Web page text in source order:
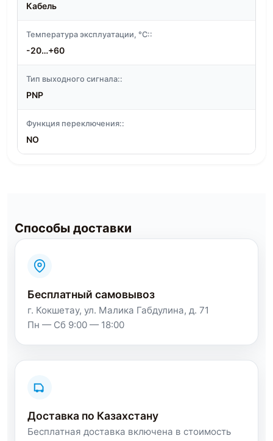
Кабель
Температура эксплуатации, °C::
-20…+60
Тип выходного сигнала::
PNP
Функция переключения::
NO
Способы доставки
Бесплатный самовывоз
г. Кокшетау, ул. Малика Габдулина, д. 71
Пн — Сб 9:00 — 18:00
Доставка по Казахстану
Бесплатная доставка включена в стоимость